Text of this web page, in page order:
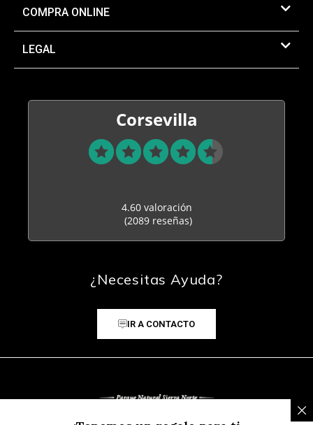
COMPRA ONLINE
LEGAL
Corsevilla
4.60 valoración
(2089 reseñas)
¿Necesitas Ayuda?
IR A CONTACTO